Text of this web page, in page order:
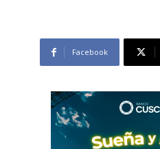
Facebook